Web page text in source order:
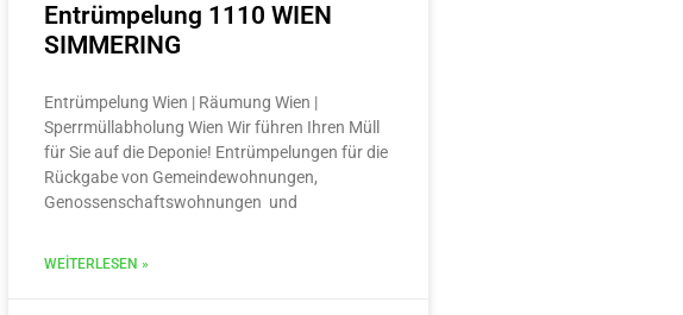
Entrümpelung 1110 WIEN
SIMMERING
Entrümpelung Wien | Räumung Wien |
Sperrmüllabholung Wien Wir führen Ihren Müll
für Sie auf die Deponie! Entrümpelungen für die
Rückgabe von Gemeindewohnungen,
Genossenschaftswohnungen und
WEITERLESEN »